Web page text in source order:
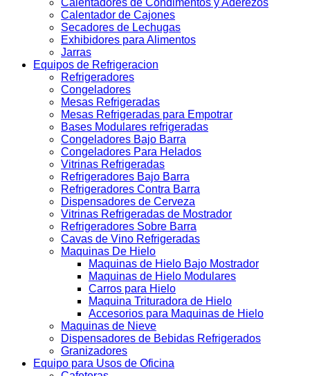
Calentadores de Condimentos y Aderezos
Calentador de Cajones
Secadores de Lechugas
Exhibidores para Alimentos
Jarras
Equipos de Refrigeracion
Refrigeradores
Congeladores
Mesas Refrigeradas
Mesas Refrigeradas para Empotrar
Bases Modulares refrigeradas
Congeladores Bajo Barra
Congeladores Para Helados
Vitrinas Refrigeradas
Refrigeradores Bajo Barra
Refrigeradores Contra Barra
Dispensadores de Cerveza
Vitrinas Refrigeradas de Mostrador
Refrigeradores Sobre Barra
Cavas de Vino Refrigeradas
Maquinas De Hielo
Maquinas de Hielo Bajo Mostrador
Maquinas de Hielo Modulares
Carros para Hielo
Maquina Trituradora de Hielo
Accesorios para Maquinas de Hielo
Maquinas de Nieve
Dispensadores de Bebidas Refrigerados
Granizadores
Equipo para Usos de Oficina